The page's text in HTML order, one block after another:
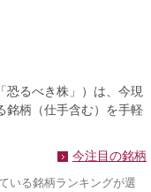
恐るべき株」）は、今現
銘柄（仕手含む）を手軽
今注目の銘柄
いる銘柄ランキングが選